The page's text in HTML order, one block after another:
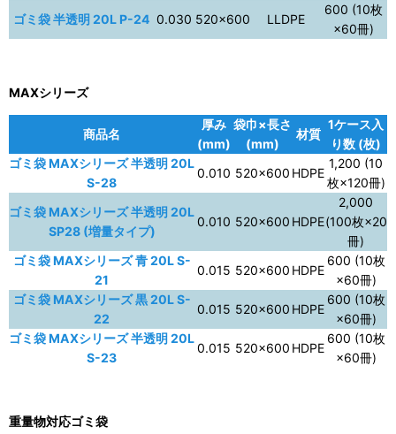
ゴミ袋 半透明 20L P-24 0.030 520×600 LLDPE
600 (10枚
×60冊)
MAXシリーズ
商品名
厚み
(mm)
袋巾×長さ
(mm)
材質
1ケース入
り数 (枚)
ゴミ袋 MAXシリーズ 半透明 20L
S-28
0.010 520×600 HDPE
1,200 (10
枚×120冊)
ゴミ袋 MAXシリーズ 半透明 20L
SP28 (増量タイプ)
0.010 520×600 HDPE
2,000
(100枚×20
冊)
ゴミ袋 MAXシリーズ 青 20L S-
21
0.015 520×600 HDPE
600 (10枚
×60冊)
ゴミ袋 MAXシリーズ 黒 20L S-
22
0.015 520×600 HDPE
600 (10枚
×60冊)
ゴミ袋 MAXシリーズ 半透明 20L
S-23
0.015 520×600 HDPE
600 (10枚
×60冊)
重量物対応ゴミ袋